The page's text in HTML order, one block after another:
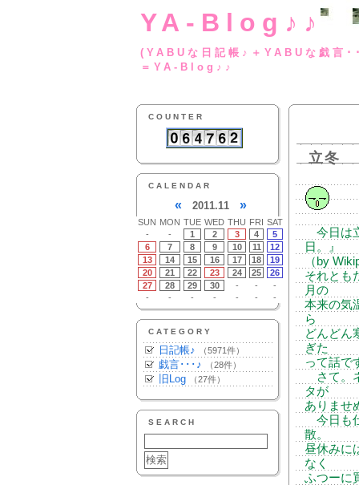
YA-Blog♪♪
(YABUな日記帳♪
＝YA-Blog♪♪
COUNTER
CALENDAR
« 2011.11 »
SUN MON TUE WED THU FRI SAT
-
- 1 2 3 4
5
6
7 8 9 10 11
12
13
14 15 16 17 18
19
20
21 22 23 24 25
26
27
28 29 30 - -
-
-
- - - - - -
CATEGORY
日記帳♪ （5971件）
戯言･･･♪ （28件）
旧Log （27件）
SEARCH
立冬
今日は
日。』
（by
それとも
月の
本来の気
ら
どんどん
ぎた
って話で
さて。
タが
ありませ
今日も
散。
昼休みに
なく
ふつーに